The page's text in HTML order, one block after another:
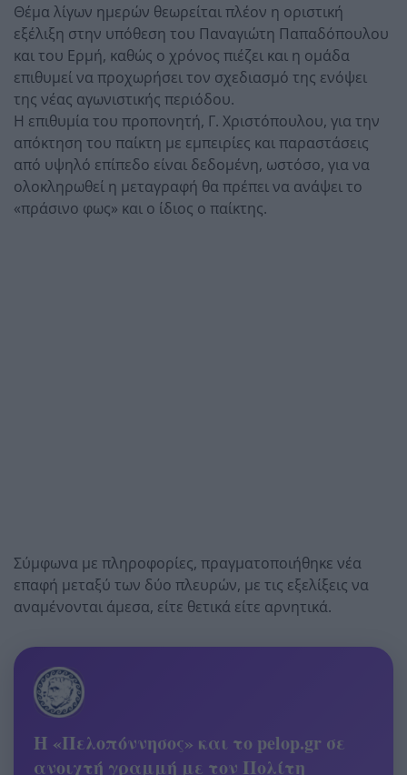
Θέμα λίγων ημερών θεωρείται πλέον η οριστική
εξέλιξη στην υπόθεση του Παναγιώτη Παπαδόπουλου
και του Ερμή, καθώς ο χρόνος πιέζει και η ομάδα
επιθυμεί να προχωρήσει τον σχεδιασμό της ενόψει
της νέας αγωνιστικής περιόδου.
Η επιθυμία του προπονητή, Γ. Χριστόπουλου, για την
απόκτηση του παίκτη με εμπειρίες και παραστάσεις
από υψηλό επίπεδο είναι δεδομένη, ωστόσο, για να
ολοκληρωθεί η μεταγραφή θα πρέπει να ανάψει το
«πράσινο φως» και ο ίδιος ο παίκτης.
Σύμφωνα με πληροφορίες, πραγματοποιήθηκε νέα
επαφή μεταξύ των δύο πλευρών, με τις εξελίξεις να
αναμένονται άμεσα, είτε θετικά είτε αρνητικά.
Η «Πελοπόννησος» και το pelop.gr σε
ανοιχτή γραμμή με τον Πολίτη